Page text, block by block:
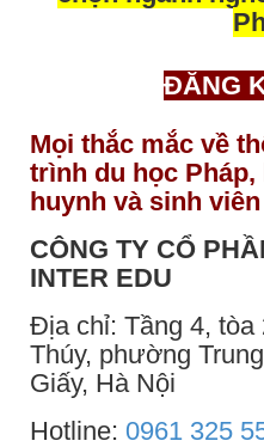
ĐĂNG
Mọi thắc mắc về
trình du học
huynh và sinh
CÔNG TY CỔ
INTER EDU
Địa chỉ: Tầng 4,
Thúy, phường
Giấy, Hà Nội
Hotline: 0961 325